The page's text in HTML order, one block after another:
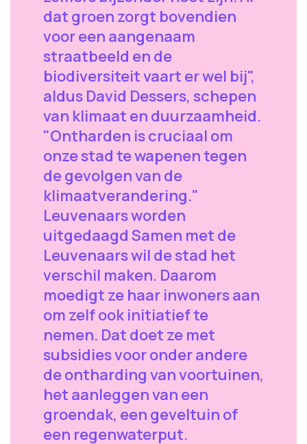
dat groen zorgt bovendien
voor een aangenaam
straatbeeld en de
biodiversiteit vaart er wel bij",
aldus David Dessers, schepen
van klimaat en duurzaamheid.
"Ontharden is cruciaal om
onze stad te wapenen tegen
de gevolgen van de
klimaatverandering."
Leuvenaars worden
uitgedaagd Samen met de
Leuvenaars wil de stad het
verschil maken. Daarom
moedigt ze haar inwoners aan
om zelf ook initiatief te
nemen. Dat doet ze met
subsidies voor onder andere
de ontharding van voortuinen,
het aanleggen van een
groendak, een geveltuin of
een regenwaterput.